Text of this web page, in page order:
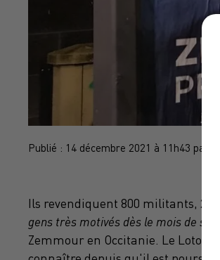
Publié : 14 décembre 2021 à 11h43 par
Ils revendiquent 800 militants, 23
gens très motivés dès le mois de
Zemmour en Occitanie. Le